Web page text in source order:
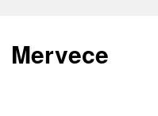
Mervece